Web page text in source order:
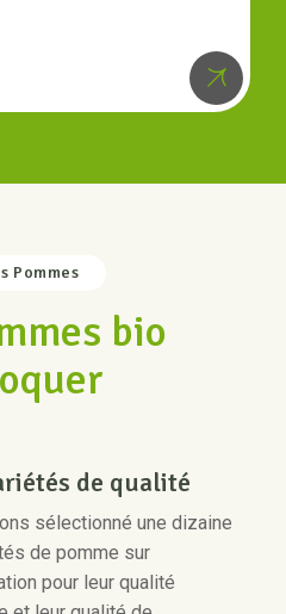
Pommes
bio
de qualité
sélectionné une dizaine
de pomme sur
pour leur qualité